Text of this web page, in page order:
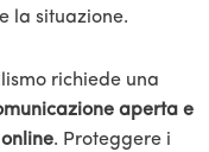
la situazione.
richiede una
aperta e
. Proteggere i